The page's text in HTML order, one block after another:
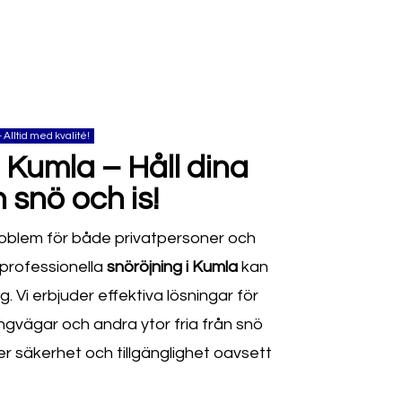
Alltid med kvalité!
– Håll dina
snö och is!
för både privatpersoner och
snöröjning i Kumlakan
Vi erbjuder effektiva lösningar för
och andra ytor fria från snö
säkerhet och tillgänglighet oavsett